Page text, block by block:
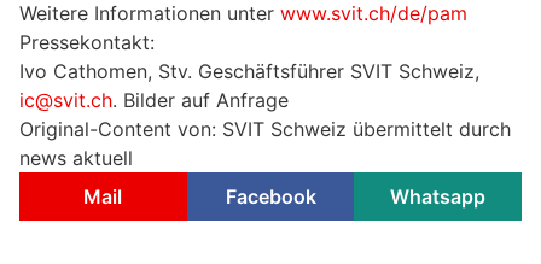
Weitere Informationen unter www.svit.ch/de/pam
Pressekontakt:
Ivo Cathomen, Stv. Geschäftsführer SVIT Schweiz,
ic@svit.ch. Bilder auf Anfrage
Original-Content von: SVIT Schweiz übermittelt durch
news aktuell
Mail
Facebook Whatsapp